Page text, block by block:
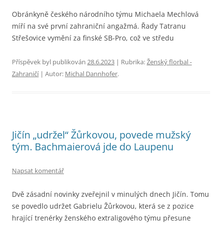
Obránkyně českého národního týmu Michaela Mechlová
míří na své první zahraniční angažmá. Řady Tatranu
Střešovice vymění za finské SB-Pro, což ve středu
Příspěvek byl publikován 28.6.2023 | Rubrika:Ženský florbal -
Zahraničí| Autor: Michal Dannhofer.
Jičín „udržel“ Žůrkovou, povede mužský
tým. Bachmaierová jde do Laupenu
Napsat komentář
Dvě zásadní novinky zveřejnil v minulých dnech Jičín. Tomu
se povedlo udržet Gabrielu Žůrkovou, která se z pozice
hrající trenérky ženského extraligového týmu přesune